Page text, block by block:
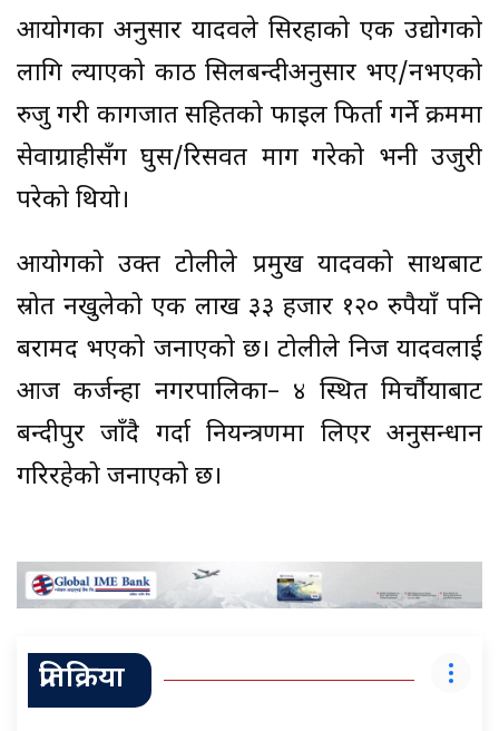
आयोगका अनुसार यादवले सिरहाको एक उद्योगको
लागि ल्याएको काठ सिलबन्दीअनुसार भए/नभएको
रुजु गरी कागजात सहितको फाइल फिर्ता गर्ने क्रममा
सेवाग्राहीसँग घुस/रिसवत माग गरेको भनी उजुरी
परेको थियो।
आयोगको उक्त टोलीले प्रमुख यादवको साथबाट
स्रोत नखुलेको एक लाख ३३ हजार १२० रुपैयाँ पनि
बरामद भएको जनाएको छ। टोलीले निज यादवलाई
आज कर्जन्हा नगरपालिका– ४ स्थित मिर्चौयाबाट
बन्दीपुर जाँदै गर्दा नियन्त्रणमा लिएर अनुसन्धान
गरिरहेको जनाएको छ।
प्रतिक्रिया